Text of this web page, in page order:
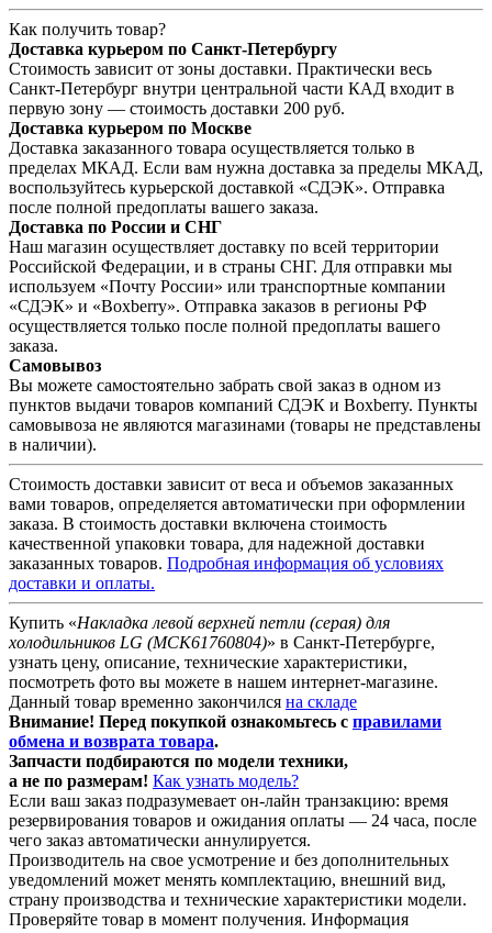
Как получить товар?
Доставка курьером по Санкт-Петербургу
Стоимость зависит от зоны доставки. Практически весь
Санкт-Петербург внутри центральной части КАД входит в
первую зону — стоимость доставки 200 руб.
Доставка курьером по Москве
Доставка заказанного товара осуществляется только в
пределах МКАД. Если вам нужна доставка за пределы МКАД,
воспользуйтесь курьерской доставкой «СДЭК». Отправка
после полной предоплаты вашего заказа.
Доставка по России и СНГ
Наш магазин осуществляет доставку по всей территории
Российской Федерации, и в страны СНГ. Для отправки мы
используем «Почту России» или транспортные компании
«СДЭК» и «Boxberry». Отправка заказов в регионы РФ
осуществляется только после полной предоплаты вашего
заказа.
Самовывоз
Вы можете самостоятельно забрать свой заказ в одном из
пунктов выдачи товаров компаний СДЭК и Boxberry. Пункты
самовывоза не являются магазинами (товары не представлены
в наличии).
Стоимость доставки зависит от веса и объемов заказанных
вами товаров, определяется автоматически при оформлении
заказа. В стоимость доставки включена стоимость
качественной упаковки товара, для надежной доставки
заказанных товаров. Подробная информация об условиях
доставки и оплаты.
Купить «Накладка левой верхней петли (серая) для
холодильников LG (MCK61760804)» в Санкт-Петербурге,
узнать цену, описание, технические характеристики,
посмотреть фото вы можете в нашем интернет-магазине.
Данный товар временно закончился на складе
Внимание! Перед покупкой ознакомьтесь с правилами
обмена и возврата товара.
Запчасти подбираются по модели техники,
а не по размерам! Как узнать модель?
Если ваш заказ подразумевает он-лайн транзакцию: время
резервирования товаров и ожидания оплаты — 24 часа, после
чего заказ автоматически аннулируется.
Производитель на свое усмотрение и без дополнительных
уведомлений может менять комплектацию, внешний вид,
страну производства и технические характеристики модели.
Проверяйте товар в момент получения. Информация